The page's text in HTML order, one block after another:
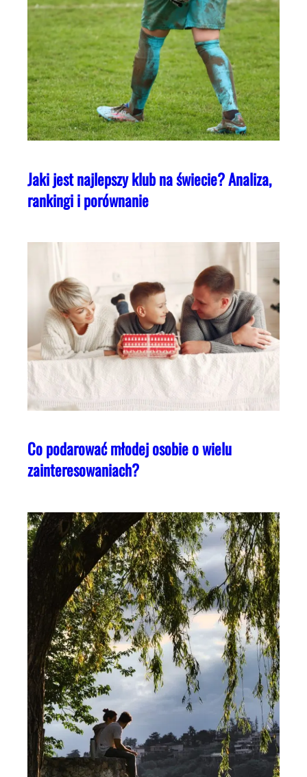
Jaki jest najlepszy klub na świecie? Analiza,
rankingi i porównanie
Co podarować młodej osobie o wielu
zainteresowaniach?